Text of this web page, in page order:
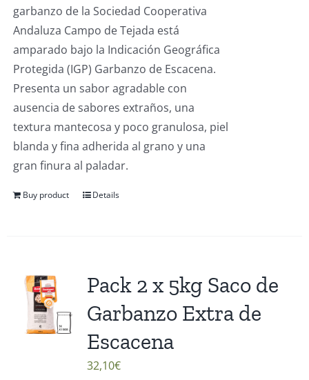
garbanzo de la Sociedad Cooperativa
Andaluza Campo de Tejada está
amparado bajo la Indicación Geográfica
Protegida (IGP) Garbanzo de Escacena.
Presenta un sabor agradable con
ausencia de sabores extraños, una
textura mantecosa y poco granulosa, piel
blanda y fina adherida al grano y una
gran finura al paladar.
Buy product Details
Pack 2 x 5kg Saco de
Garbanzo Extra de
Escacena
32,10€